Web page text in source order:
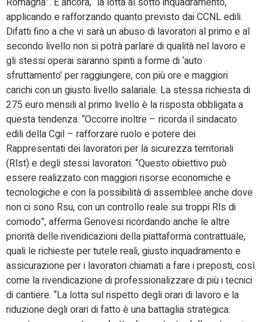
applicando e rafforzando quanto previsto dai CCNL edili.
Difatti fino a che vi sarà un abuso di lavoratori al primo e al
secondo livello non si potrà parlare di qualità nel lavoro e
gli stessi operai saranno spinti a forme di ‘auto
sfruttamento’ per raggiungere, con più ore e maggiori
carichi con un giusto livello salariale. La stessa richiesta di
275 euro mensili al primo livello è la risposta obbligata a
questa tendenza. “Occorre inoltre – ricorda il sindacato
edili della Cgil – rafforzare ruolo e potere dei
Rappresentati dei lavoratori per la sicurezza territoriali
(Rlst) e degli stessi lavoratori. “Questo obiettivo può
essere realizzato con maggiori risorse economiche e
tecnologiche e con la possibilità di assemblee anche dove
non ci sono Rsu, con un controllo reale sui troppi Rls di
comodo”, afferma Genovesi ricordando anche le altre
priorità delle rivendicazioni della piattaforma contrattuale,
quali le richieste per tutele reali, giusto inquadramento e
assicurazione per i lavoratori chiamati a fare i preposti, così
come la rivendicazione di professionalizzare di più i tecnici
di cantiere. “La lotta sul rispetto degli orari di lavoro e la
riduzione degli orari di fatto è una battaglia strategica: